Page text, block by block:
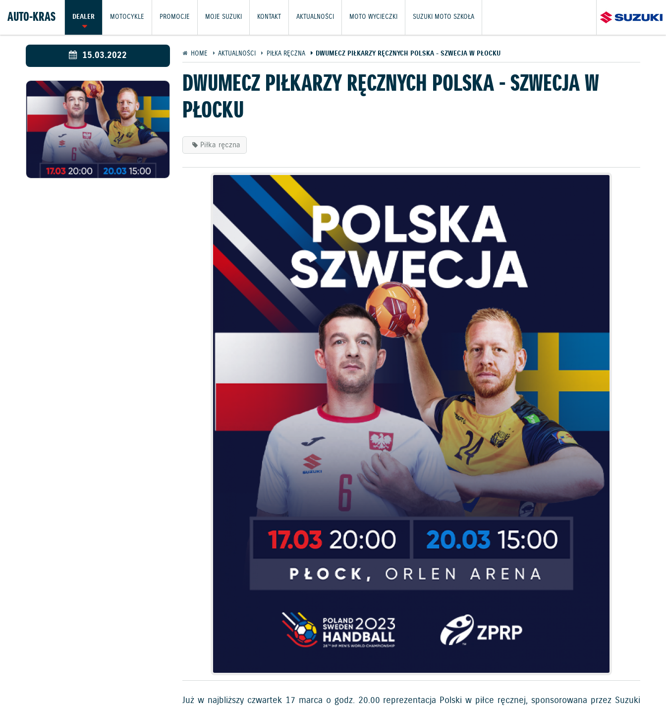
AUTO-KRAS DEALER MOTOCYKLE PROMOCJE MOJE SUZUKI KONTAKT AKTUALNOŚCI MOTO WYCIECZKI SUZUKI MOTO SZKOŁA
15.03.2022 HOME AKTUALNOŚCI PIŁKA RĘCZNA DWUMECZ PIŁKARZY RĘCZNYCH POLSKA - SZWECJA W PŁOCKU
DWUMECZ PIŁKARZY RĘCZNYCH POLSKA - SZWECJA W
PŁOCKU
Piłka ręczna
Już w najbliższy czwartek 17 marca o godz. 20.00 reprezentacja Polski w piłce ręcznej, sponsorowana przez Suzuki